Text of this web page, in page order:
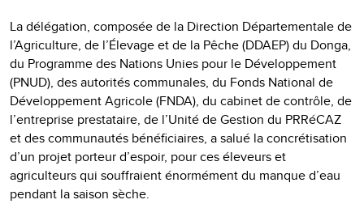
La délégation, composée de la Direction Départementale de
l’Agriculture, de l’Élevage et de la Pêche (DDAEP) du Donga,
du Programme des Nations Unies pour le Développement
(PNUD), des autorités communales, du Fonds National de
Développement Agricole (FNDA), du cabinet de contrôle, de
l’entreprise prestataire, de l’Unité de Gestion du PRRéCAZ
et des communautés bénéficiaires, a salué la concrétisation
d’un projet porteur d’espoir, pour ces éleveurs et
agriculteurs qui souffraient énormément du manque d’eau
pendant la saison sèche.